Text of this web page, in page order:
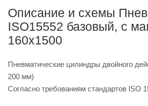
Описание и схемы
ISO15552 базовый, с
160x1500
Пневматические цилиндры двойного
200 мм)
Согласно требованиям стандартов ISO